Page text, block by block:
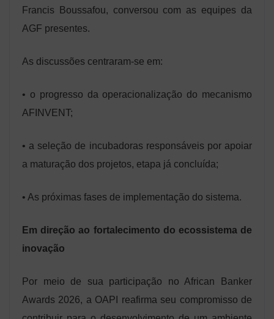
Francis Boussafou, conversou com as equipes da
AGF presentes.
As discussões centraram-se em:
• o progresso da operacionalização do mecanismo
AFINVENT;
• a seleção de incubadoras responsáveis ​​por apoiar
a maturação dos projetos, etapa já concluída;
• As próximas fases de implementação do sistema.
Em direção ao fortalecimento do ecossistema de
inovação
Por meio de sua participação no African Banker
Awards 2026, a OAPI reafirma seu compromisso de